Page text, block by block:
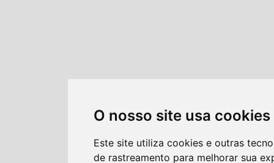
O nosso site usa cookies
Este site utiliza cookies e outras
de rastreamento para melhorar sua